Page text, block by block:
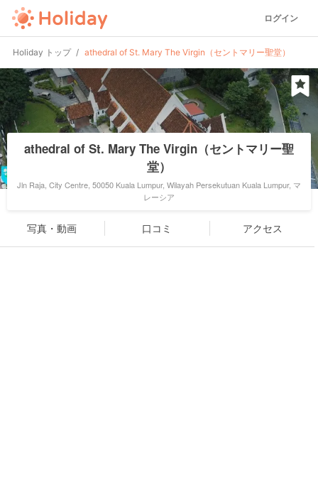
ログイン
Holiday トップ athedral of St. Mary The Virgin（セントマリー聖堂）
athedral of St. Mary The Virgin（セントマリー聖
堂）
Jln Raja, City Centre, 50050 Kuala Lumpur, Wilayah Persekutuan Kuala Lumpur, マ
レーシア
写真・動画 口コミ アクセス